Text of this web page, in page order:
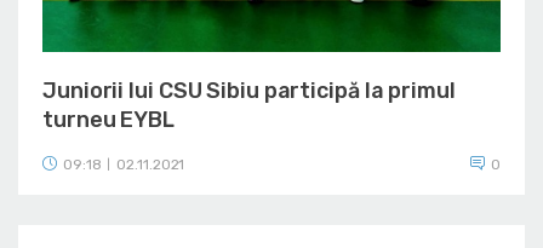
Juniorii lui CSU Sibiu participă la primul
turneu EYBL
09:18 02.11.2021 0